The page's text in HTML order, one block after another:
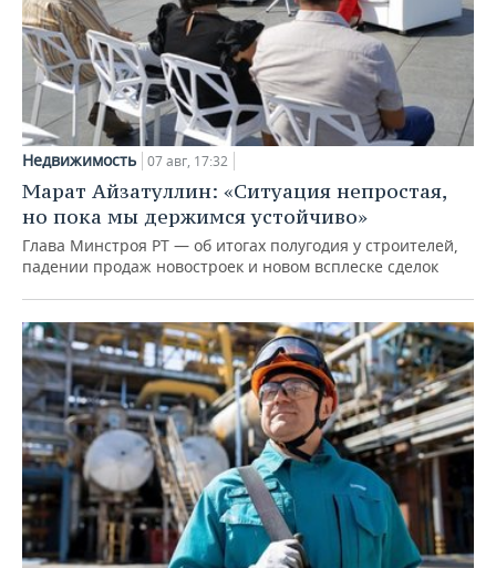
Недвижимость 07 авг, 17:32
Марат Айзатуллин: «Ситуация непростая,
но пока мы держимся устойчиво»
Глава Минстроя РТ — об итогах полугодия у строителей,
падении продаж новостроек и новом всплеске сделок